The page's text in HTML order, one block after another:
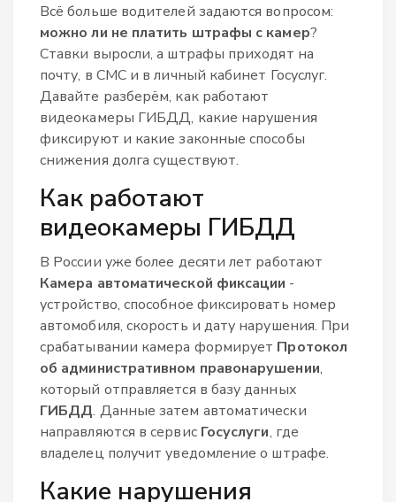
Всё больше водителей задаются вопросом:
можно ли не платить штрафы с камер?
Ставки выросли, а штрафы приходят на
почту, в СМС и в личный кабинет Госуслуг.
Давайте разберём, как работают
видеокамеры ГИБДД, какие нарушения
фиксируют и какие законные способы
снижения долга существуют.
Как работают
видеокамеры ГИБДД
В России уже более десяти лет работают
Камера автоматической фиксации -
устройство, способное фиксировать номер
автомобиля, скорость и дату нарушения. При
срабатывании камера формирует Протокол
об административном правонарушении,
который отправляется в базу данных
ГИБДД. Данные затем автоматически
направляются в сервис Госуслуги, где
владелец получит уведомление о штрафе.
Какие нарушения